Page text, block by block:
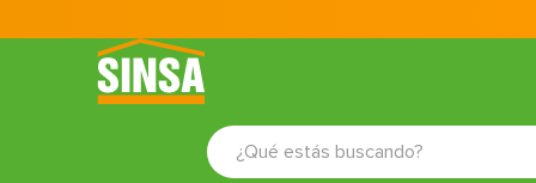
¿Qué estás buscando?